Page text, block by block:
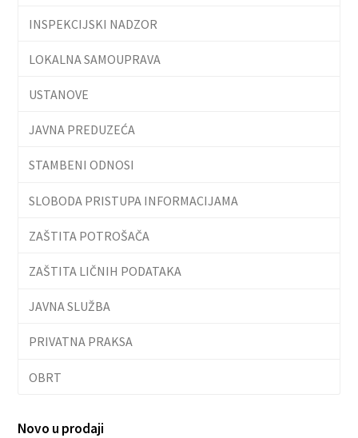
INSPEKCIJSKI NADZOR
LOKALNA SAMOUPRAVA
USTANOVE
JAVNA PREDUZEĆA
STAMBENI ODNOSI
SLOBODA PRISTUPA INFORMACIJAMA
ZAŠTITA POTROŠAČA
ZAŠTITA LIČNIH PODATAKA
JAVNA SLUŽBA
PRIVATNA PRAKSA
OBRT
Novo u prodaji